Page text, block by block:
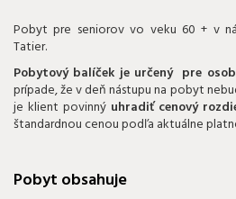
Pobyt pre seniorov vo veku 60 + v
Tatier.
Pobytový balíček je určený pre
prípade, že v deň nástupu na pobyt
je klient povinný uhradiť cenový
štandardnou cenou podľa aktuálne
Pobyt obsahuje